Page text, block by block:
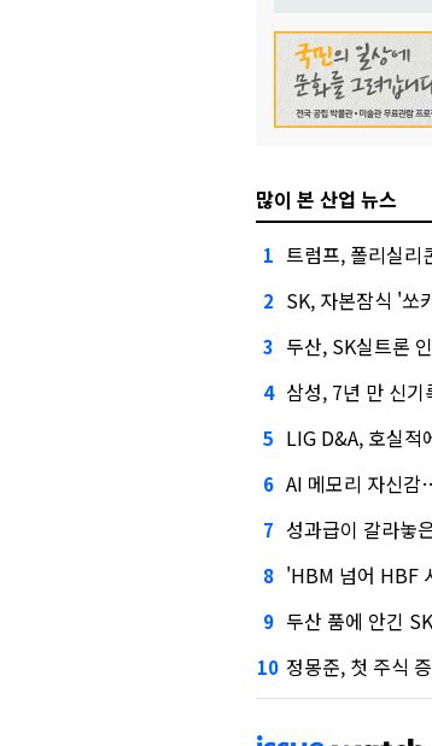
많이 본 산업 뉴스
1 트럼프, 폴리실리콘
2 SK, 자본잠식 '쏘
3 두산, SK실트론 인
4 삼성, 7년 만 신
5 LIG D&A, 호실적
6 AI 메모리 자신감…SK
7 성과급이 갈라놓은 삼
8 'HBM 넘어 HBF 시대
9 두산 품에 안긴 SK실트
10 정몽준, 첫 주식